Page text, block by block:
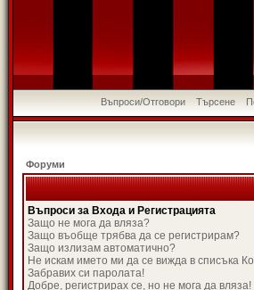
Въпроси/Отговори Търсене
Форуми
Въпроси за Входа и Регистрацията
Защо не мога да вляза?
Защо въобще трябва да се регистрирам?
Защо излизам автоматично?
Не искам името ми да се вижда в списъка
Забравих си паролата!
Добре, регистрирах се, но не мога да вляза!